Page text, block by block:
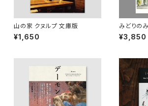
山の家 クヌルプ 文庫版
¥1,650
みどりの
¥3,850